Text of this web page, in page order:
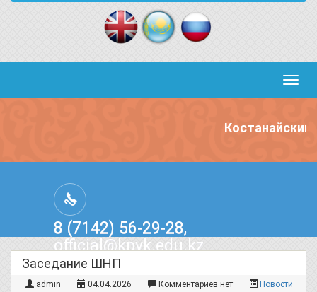
8 (7142) 56-29-28,
official@kpvk.edu.kz
г.Костанай, Проспект Кобыланды
Батыра, 3
Заседание ШНП
admin 04.04.2026 Комментариев нет Новости